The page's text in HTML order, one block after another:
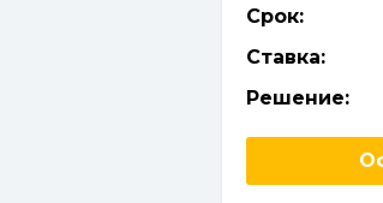
Срок:
Ставка:
Решение: